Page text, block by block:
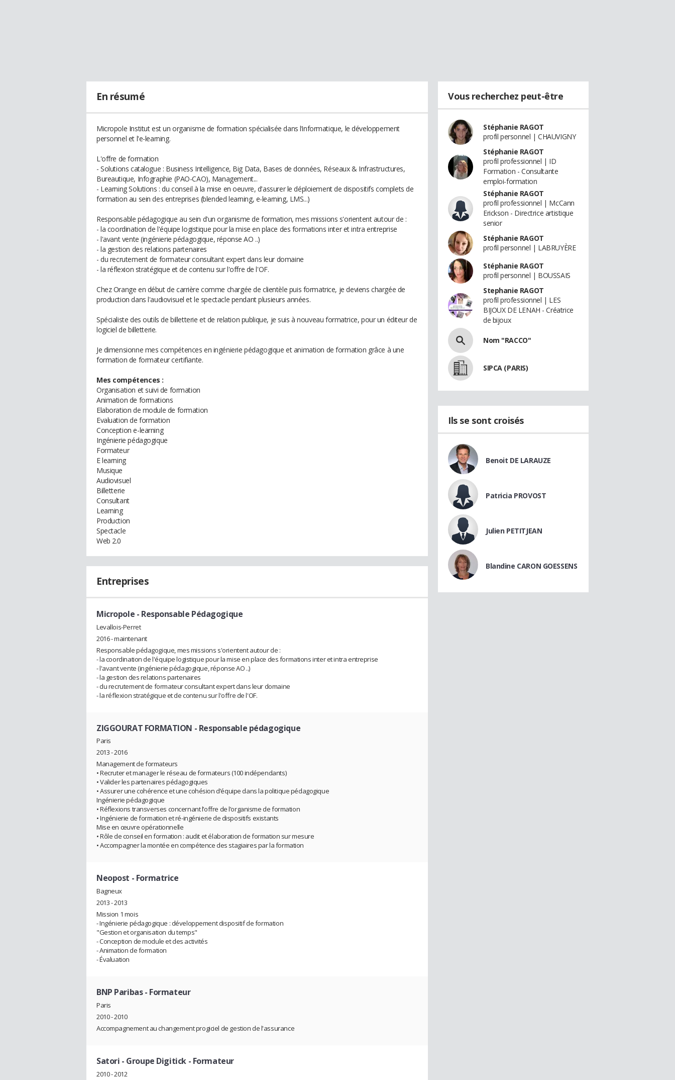
En résumé
Micropole Institut est un organisme de formation spécialisée dans l’informatique, le développement
personnel et l'e-learning.
L'offre de formation
- Solutions catalogue : Business Intelligence, Big Data, Bases de données, Réseaux & Infrastructures,
Bureautique, Infographie (PAO-CAO), Management...
- Learning Solutions : du conseil à la mise en oeuvre, d'assurer le déploiement de dispositifs complets de
formation au sein des entreprises (blended learning, e-learning, LMS...)
Responsable pédagogique au sein d'un organisme de formation, mes missions s'orientent autour de :
- la coordination de l'équipe logistique pour la mise en place des formations inter et intra entreprise
- l'avant vente (ingénierie pédagogique, réponse AO ..)
- la gestion des relations partenaires
- du recrutement de formateur consultant expert dans leur domaine
- la réflexion stratégique et de contenu sur l'offre de l'OF.
Chez Orange en début de carrière comme chargée de clientèle puis formatrice, je deviens chargée de
production dans l'audiovisuel et le spectacle pendant plusieurs années.
Spécialiste des outils de billetterie et de relation publique, je suis à nouveau formatrice, pour un éditeur de
logiciel de billetterie.
Je dimensionne mes compétences en ingénierie pédagogique et animation de formation grâce à une
formation de formateur certifiante.
Mes compétences :
Organisation et suivi de formation
Animation de formations
Elaboration de module de formation
Evaluation de formation
Conception e-learning
Ingénierie pédagogique
Formateur
E learning
Musique
Audiovisuel
Billetterie
Consultant
Learning
Production
Spectacle
Web 2.0
Entreprises
Micropole - Responsable Pédagogique
Levallois-Perret
2016 - maintenant
Responsable pédagogique, mes missions s'orientent autour de :
- la coordination de l'équipe logistique pour la mise en place des formations inter et intra entreprise
- l'avant vente (ingénierie pédagogique, réponse AO ..)
- la gestion des relations partenaires
- du recrutement de formateur consultant expert dans leur domaine
- la réflexion stratégique et de contenu sur l'offre de l'OF.
ZIGGOURAT FORMATION - Responsable pédagogique
Paris
2013 - 2016
Management de formateurs
• Recruter et manager le réseau de formateurs (100 indépendants)
• Valider les partenaires pédagogiques
• Assurer une cohérence et une cohésion d’équipe dans la politique pédagogique
Ingénierie pédagogique
• Réflexions transverses concernant l’offre de l’organisme de formation
• Ingénierie de formation et ré-ingénierie de dispositifs existants
Mise en œuvre opérationnelle
• Rôle de conseil en formation : audit et élaboration de formation sur mesure
• Accompagner la montée en compétence des stagiaires par la formation
Neopost - Formatrice
Bagneux
2013 - 2013
Mission 1 mois
- Ingénierie pédagogique : développement dispositif de formation
"Gestion et organisation du temps"
- Conception de module et des activités
- Animation de formation
- Évaluation
BNP Paribas- Formateur
Paris
2010 - 2010
Accompagnement au changement progiciel de gestion de l'assurance
Satori - Groupe Digitick- Formateur
2010 - 2012
Vous recherchez peut-être
Stéphanie RAGOT
profil personnel | CHAUVIGNY
Stéphanie RAGOT
profil professionnel | ID
Formation - Consultante
emploi-formation
Stéphanie RAGOT
profil professionnel | McCann
Erickson - Directrice artistique
senior
Stéphanie RAGOT
profil personnel | LABRUYÈRE
Stéphanie RAGOT
profil personnel | BOUSSAIS
Stephanie RAGOT
profil professionnel | LES
BIJOUX DE LENAH - Créatrice
de bijoux
Nom "RACCO"
SIPCA (PARIS)
Ils se sont croisés
Benoit DE LARAUZE
Patricia PROVOST
Julien PETITJEAN
Blandine CARON GOESSENS